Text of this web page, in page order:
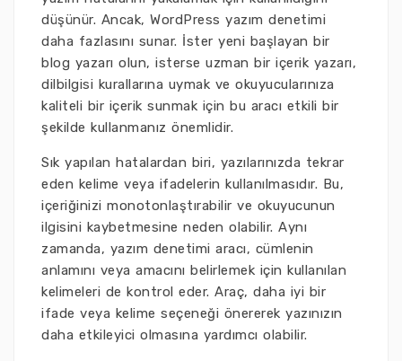
düşünür. Ancak, WordPress yazım denetimi
daha fazlasını sunar. İster yeni başlayan bir
blog yazarı olun, isterse uzman bir içerik yazarı,
dilbilgisi kurallarına uymak ve okuyucularınıza
kaliteli bir içerik sunmak için bu aracı etkili bir
şekilde kullanmanız önemlidir.
Sık yapılan hatalardan biri, yazılarınızda tekrar
eden kelime veya ifadelerin kullanılmasıdır. Bu,
içeriğinizi monotonlaştırabilir ve okuyucunun
ilgisini kaybetmesine neden olabilir. Aynı
zamanda, yazım denetimi aracı, cümlenin
anlamını veya amacını belirlemek için kullanılan
kelimeleri de kontrol eder. Araç, daha iyi bir
ifade veya kelime seçeneği önererek yazınızın
daha etkileyici olmasına yardımcı olabilir.